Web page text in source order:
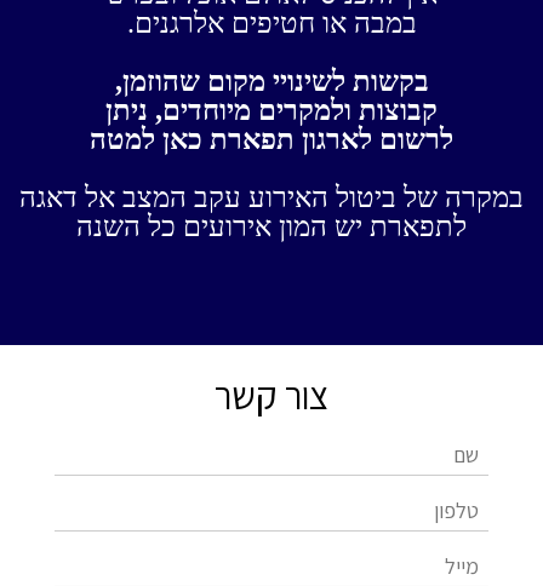
במבה או חטיפים אלרגנים.
בקשות לשינויי מקום שהוזמן,
קבוצות ולמקרים מיוחדים, ניתן
לרשום לארגון תפארת כאן למטה
במקרה של ביטול האירוע עקב המצב אל דאגה
לתפארת יש המון אירועים כל השנה
צור קשר